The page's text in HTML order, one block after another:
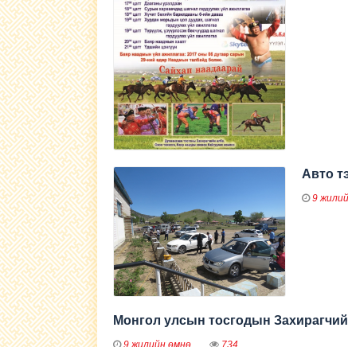
Авто
9
Монгол улсын тосгодын
9 жилийн өмнө
734